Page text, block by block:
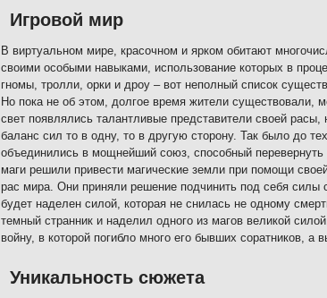
Игровой мир
В виртуальном мире, красочном и ярком обитают
своими особыми навыками, использование которых в
гномы, тролли, орки и дроу – вот неполный список
Но пока не об этом, долгое время жители
свет появлялись талантливые представители своей
баланс сил то в одну, то в другую сторону. Так было до
объединились в мощнейший союз, способный
маги решили привести магические земли при помощи
рас мира. Они приняли решение подчинить под себя силы
будет наделен силой, которая не снилась не одному
темный странник и наделил одного из магов великой
войну, в которой погибло много его бывших соратников,
Уникальность сюжета